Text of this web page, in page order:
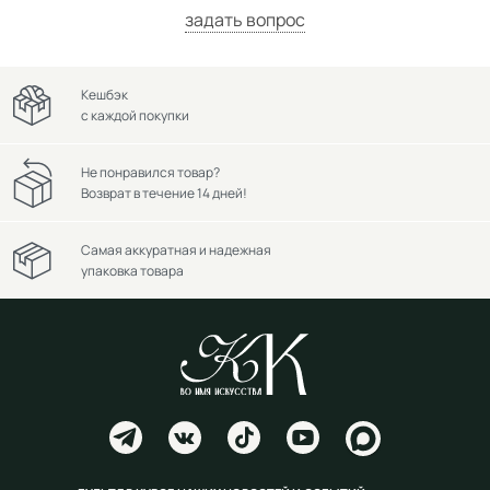
задать вопрос
Кешбэк
с каждой покупки
Не понравился товар?
Возврат в течение 14 дней!
Самая аккуратная и надежная
упаковка товара